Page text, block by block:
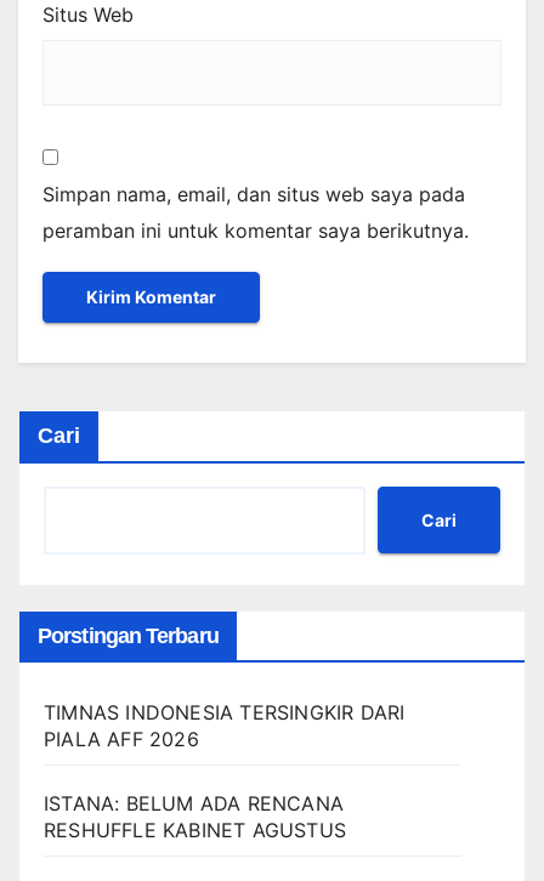
Situs Web
Simpan nama, email, dan situs web saya pada
peramban ini untuk komentar saya berikutnya.
Cari
Cari
Porstingan Terbaru
TIMNAS INDONESIA TERSINGKIR DARI
PIALA AFF 2026
ISTANA: BELUM ADA RENCANA
RESHUFFLE KABINET AGUSTUS